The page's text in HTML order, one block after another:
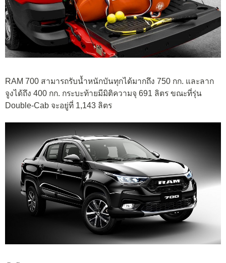
RAM 700 สามารถรับน้ำหนักบันทุกได้มากถึง 750 กก. และลาก
จูงได้ถึง 400 กก. กระบะท้ายมีมิติความจุ 691 ลิตร ขณะที่รุ่น
Double-Cab จะอยู่ที่ 1,143 ลิตร